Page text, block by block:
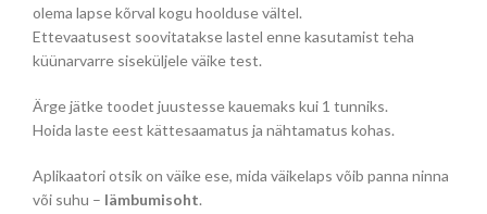
olema lapse kõrval kogu hoolduse vältel.
Ettevaatusest soovitatakse lastel enne kasutamist teha
küünarvarre siseküljele väike test.
Ärge jätke toodet juustesse kauemaks kui 1 tunniks.
Hoida laste eest kättesaamatus ja nähtamatus kohas.
Aplikaatori otsik on väike ese, mida väikelaps võib panna ninna
või suhu – lämbumisoht.